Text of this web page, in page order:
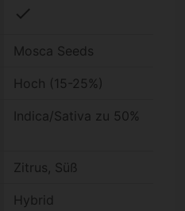
check
Mosca Seeds
Hoch (15-25%)
Indica/Sativa zu 50%
Zitrus, Süß
Hybrid